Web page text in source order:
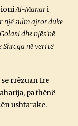
Al-Manari
një sulm ajror duke
dhe njësinë
Shraga në veri të
se rrëzuan tre
pa thënë
ushtarake.